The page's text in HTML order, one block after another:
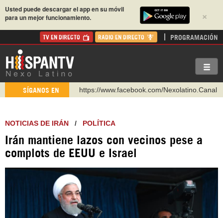
×
Usted puede descargar el app en su móvil
para un mejor funcionamiento.
TV EN DIRECTO RADIO EN DIRECTO PROGRAMACIÓN
SÍGANOS EN https://www.facebook.com/Nexolatino.Canal
https://www.youtube.com/@nexo_latino
https://t.me/hispantvcanal
https://urmedium.com/c/hispantv
WhatsApp y Viber: +98 921 79 29 404
NOTICIAS DE IRÁN / POLÍTICA
Irán mantiene lazos con vecinos pese a
complots de EEUU e Israel